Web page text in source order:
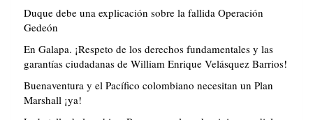
Duque debe una explicación sobre la fallida Operación
Gedeón
En Galapa. ¡Respeto de los derechos fundamentales y las
garantías ciudadanas de William Enrique Velásquez Barrios!
Buenaventura y el Pacífico colombiano necesitan un Plan
Marshall ¡ya!